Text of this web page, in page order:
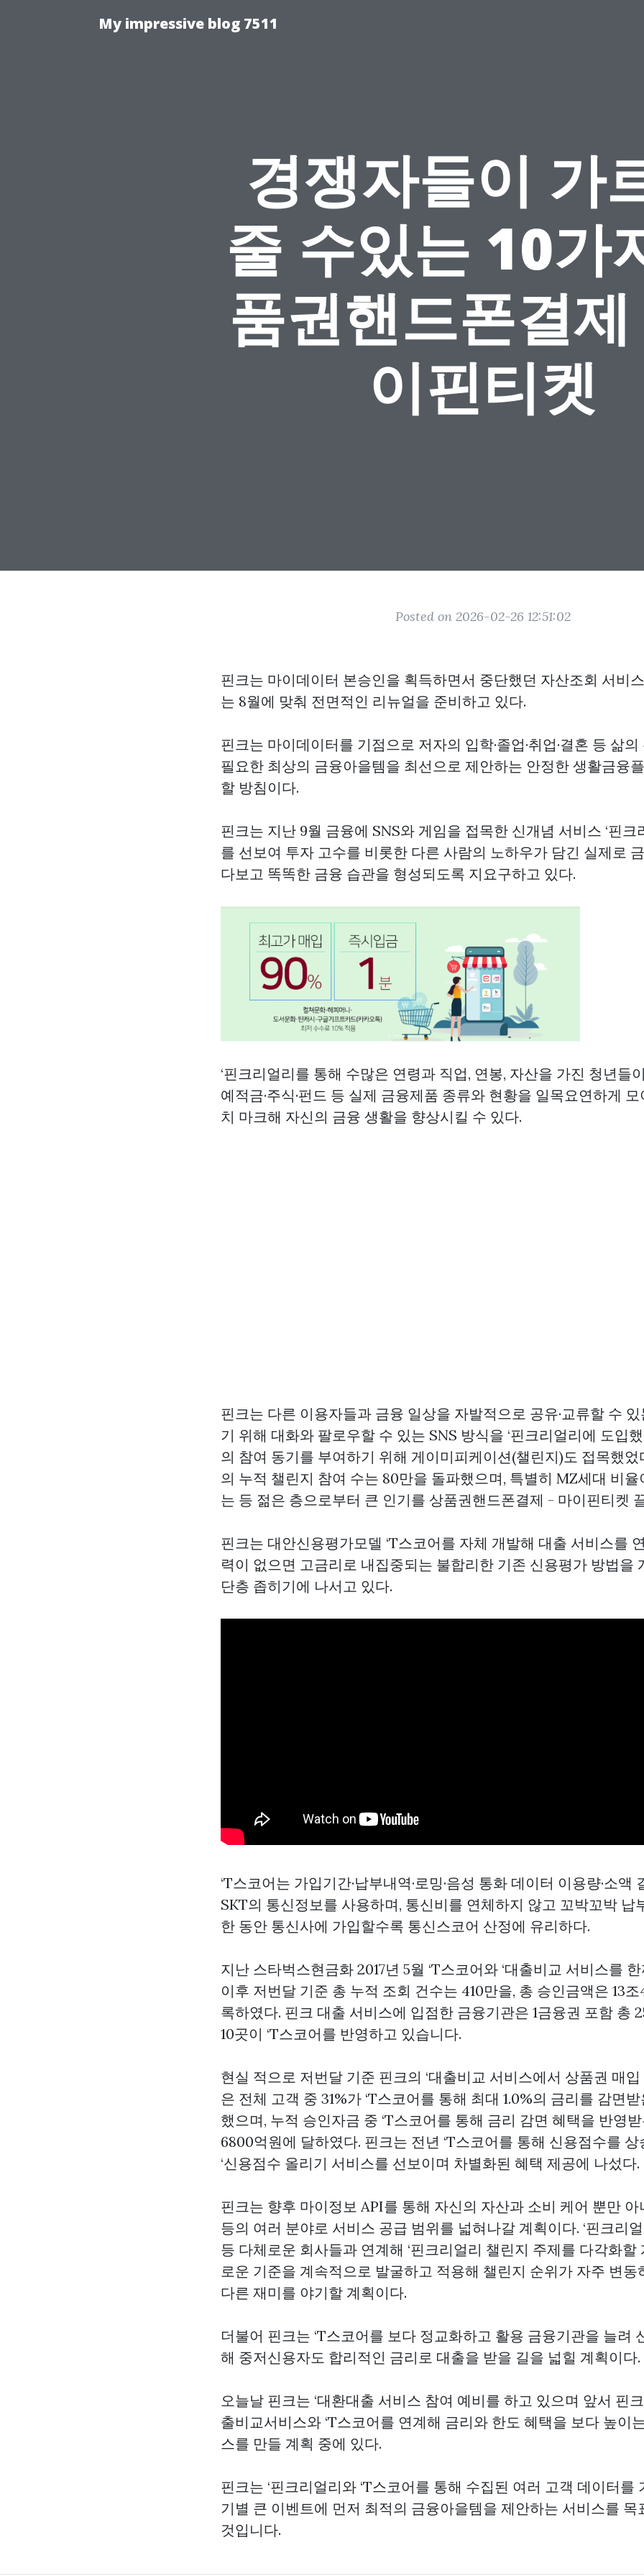
My impressive blog 7511
경쟁자들이 가
줄 수있는 10가
품권핸드폰결
이핀티켓
Posted on 2026-02-26 12:51:02
핀크는 마이데이터 본승인을 획득하면서 중단했던 자산조회 서비
는 8월에 맞춰 전면적인 리뉴얼을 준비하고 있다.
핀크는 마이데이터를 기점으로 저자의 입학·졸업·취업·결혼 등 삶
필요한 최상의 금융아을템을 최선으로 제안하는 안정한 생활금융
할 방침이다.
핀크는 지난 9월 금융에 SNS와 게임을 접목한 신개념 서비스 ‘핀크
를 선보여 투자 고수를 비롯한 다른 사람의 노하우가 담긴 실제로
다보고 똑똑한 금융 습관을 형성되도록 지요구하고 있다.
‘핀크리얼리를 통해 수많은 연령과 직업, 연봉, 자산을 가진 청년들
예적금·주식·펀드 등 실제 금융제품 종류와 현황을 일목요연하게
치 마크해 자신의 금융 생활을 향상시킬 수 있다.
핀크는 다른 이용자들과 금융 일상을 자발적으로 공유·교류할 수
기 위해 대화와 팔로우할 수 있는 SNS 방식을 ‘핀크리얼리에 도입
의 참여 동기를 부여하기 위해 게이미피케이션(챌린지)도 접목했었
의 누적 챌린지 참여 수는 80만을 돌파했으며, 특별히 MZ세대 비
는 등 젊은 층으로부터 큰 인기를 상품권핸드폰결제 - 마이핀티켓
핀크는 대안신용평가모델 ‘T스코어를 자체 개발해 대출 서비스를
력이 없으면 고금리로 내집중되는 불합리한 기존 신용평가 방법을
단층 좁히기에 나서고 있다.
‘T스코어는 가입기간·납부내역·로밍·음성 통화 데이터 이용량·소액
SKT의 통신정보를 사용하며, 통신비를 연체하지 않고 꼬박꼬박 납
한 동안 통신사에 가입할수록 통신스코어 산정에 유리하다.
지난 스타벅스현금화 2017년 5월 ‘T스코어와 ‘대출비교 서비스를
이후 저번달 기준 총 누적 조회 건수는 410만을, 총 승인금액은 13
록하였다. 핀크 대출 서비스에 입점한 금융기관은 1금융권 포함 총
10곳이 ‘T스코어를 반영하고 있습니다.
현실 적으로 저번달 기준 핀크의 ‘대출비교 서비스에서 상품권 매입
은 전체 고객 중 31%가 ‘T스코어를 통해 최대 1.0%의 금리를 감면
했으며, 누적 승인자금 중 ‘T스코어를 통해 금리 감면 혜택을 반영
6800억원에 달하였다. 핀크는 전년 ‘T스코어를 통해 신용점수를
‘신용점수 올리기 서비스를 선보이며 차별화된 혜택 제공에 나섰다.
핀크는 향후 마이정보 API를 통해 자신의 자산과 소비 케어 뿐만 아
등의 여러 분야로 서비스 공급 범위를 넓혀나갈 계획이다. ‘핀크리
등 다체로운 회사들과 연계해 ‘핀크리얼리 챌린지 주제를 다각화할
로운 기준을 계속적으로 발굴하고 적용해 챌린지 순위가 자주 변동
다른 재미를 야기할 계획이다.
더불어 핀크는 ‘T스코어를 보다 정교화하고 활용 금융기관을 늘려
해 중저신용자도 합리적인 금리로 대출을 받을 길을 넓힐 계획이다.
오늘날 핀크는 ‘대환대출 서비스 참여 예비를 하고 있으며 앞서 핀
출비교서비스와 ‘T스코어를 연계해 금리와 한도 혜택을 보다 높이
스를 만들 계획 중에 있다.
핀크는 ‘핀크리얼리와 ‘T스코어를 통해 수집된 여러 고객 데이터를
기별 큰 이벤트에 먼저 최적의 금융아을템을 제안하는 서비스를 목
것입니다.